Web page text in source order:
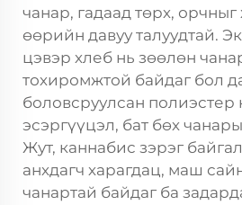
чанар, гадаад төрх,
өөрийн давуу талуудтай.
цэвэр хлеб нь зөөлөн
тохиромжтой байдаг бол
боловсруулсан полиэстер
эсэргүүцэл, бат бөх
Жут, каннабис зэрэг
анхдагч харагдац, маш
чанартай байдаг ба